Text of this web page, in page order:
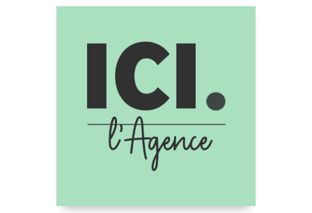
PAO & Site Internet – ICI
L’agence